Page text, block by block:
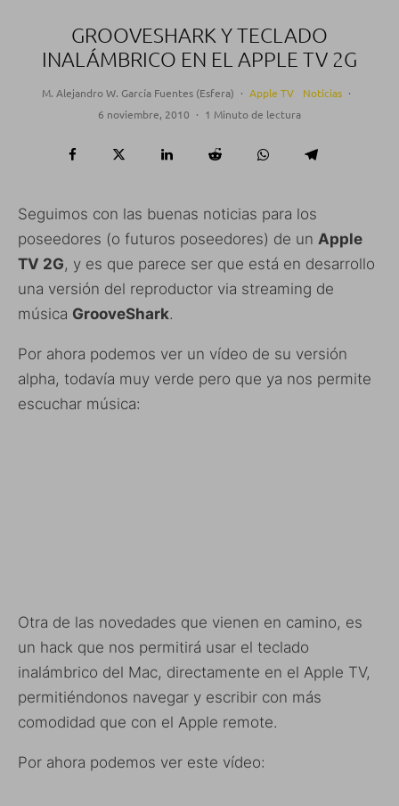
GROOVESHARK Y TECLADO
INALÁMBRICO EN EL APPLE TV 2G
M. Alejandro W. García Fuentes (Esfera) · Apple TV Noticias ·
6 noviembre, 2010 · 1 Minuto de lectura
Seguimos con las buenas noticias para los
poseedores (o futuros poseedores) de un Apple
TV 2G, y es que parece ser que está en desarrollo
una versión del reproductor via streaming de
música GrooveShark.
Por ahora podemos ver un vídeo de su versión
alpha, todavía muy verde pero que ya nos permite
escuchar música:
Otra de las novedades que vienen en camino, es
un hack que nos permitirá usar el teclado
inalámbrico del Mac, directamente en el Apple TV,
permitiéndonos navegar y escribir con más
comodidad que con el Apple remote.
Por ahora podemos ver este vídeo: